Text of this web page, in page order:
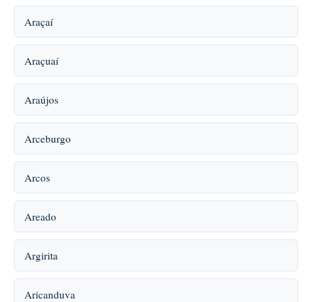
Araçaí
Araçuaí
Araújos
Arceburgo
Arcos
Areado
Argirita
Aricanduva